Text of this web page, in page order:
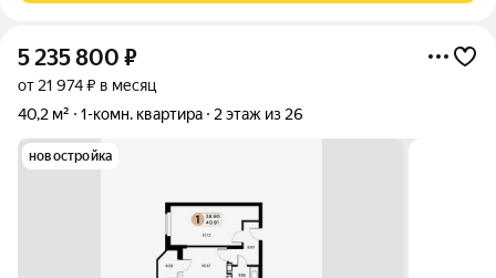
5 235 800 ₽
от 21 974 ₽ в месяц
40,2 м²
1-комн. квартира 2 этаж из 26
новостройка